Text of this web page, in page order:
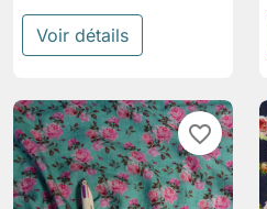
Voir détails
favorite_border